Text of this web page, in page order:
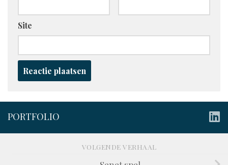
Site
PORTFOLIO
VOLGENDE VERHAAL